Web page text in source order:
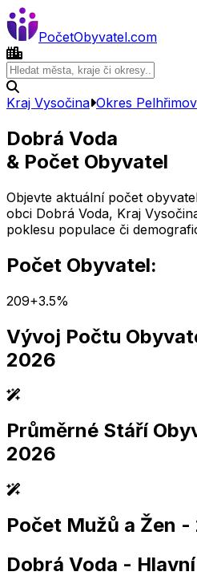
PočetObyvatel.com
Kraj Vysočina Okres Pelhřimov
Dobrá Voda
& Počet Obyvatel
Objevte aktuální počet
obci Dobrá Voda, Kraj
poklesu populace či
Počet Obyvatel:
209+3.5%
Vývoj Počtu
2026
2,005 2,010 2,015
2,005 2,010 2,015
Průměrné Stáří
2026
2,005 2,010 2,015
2,005 2,010 2,015
Počet Mužů a Žen -
Dobrá Voda -